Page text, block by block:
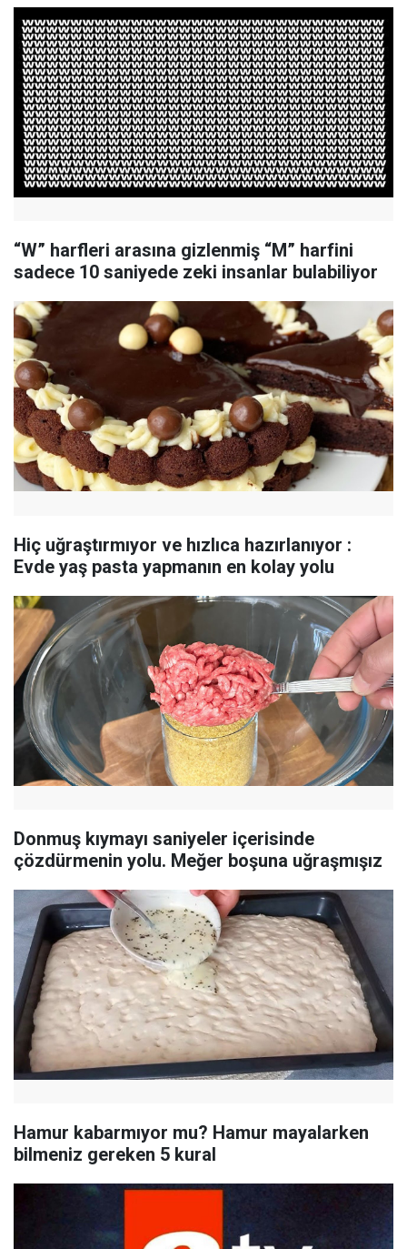
“W” harfleri arasına gizlenmiş “M” harfini
sadece 10 saniyede zeki insanlar bulabiliyor
Hiç uğraştırmıyor ve hızlıca hazırlanıyor :
Evde yaş pasta yapmanın en kolay yolu
Donmuş kıymayı saniyeler içerisinde
çözdürmenin yolu. Meğer boşuna uğraşmışız
Hamur kabarmıyor mu? Hamur mayalarken
bilmeniz gereken 5 kural